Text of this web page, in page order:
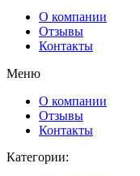
О компании
Отзывы
Контакты
Меню
О компании
Отзывы
Контакты
Категории: